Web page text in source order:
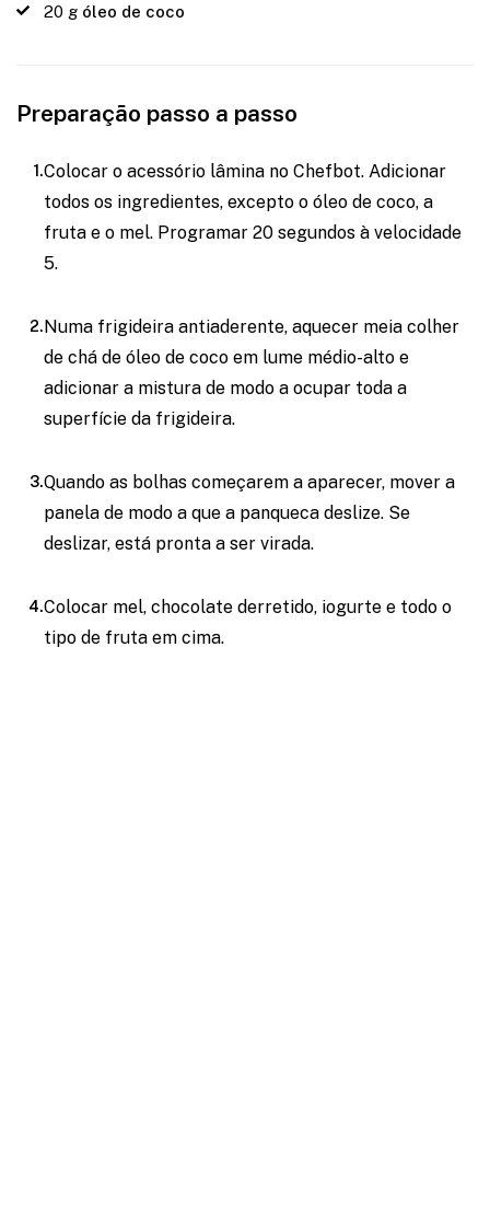
20 g óleo de coco
Preparação passo a passo
Colocar o acessório lâmina no Chefbot. Adicionar
todos os ingredientes, excepto o óleo de coco, a
fruta e o mel. Programar 20 segundos à velocidade
5.
Numa frigideira antiaderente, aquecer meia colher
de chá de óleo de coco em lume médio-alto e
adicionar a mistura de modo a ocupar toda a
superfície da frigideira.
Quando as bolhas começarem a aparecer, mover a
panela de modo a que a panqueca deslize. Se
deslizar, está pronta a ser virada.
Colocar mel, chocolate derretido, iogurte e todo o
tipo de fruta em cima.